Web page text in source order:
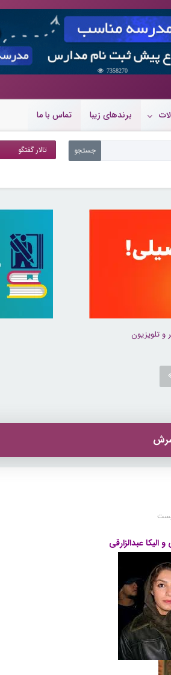
7358270
برندهای زیبا تماس با ما
و تلویزیون
عبدالزارقی